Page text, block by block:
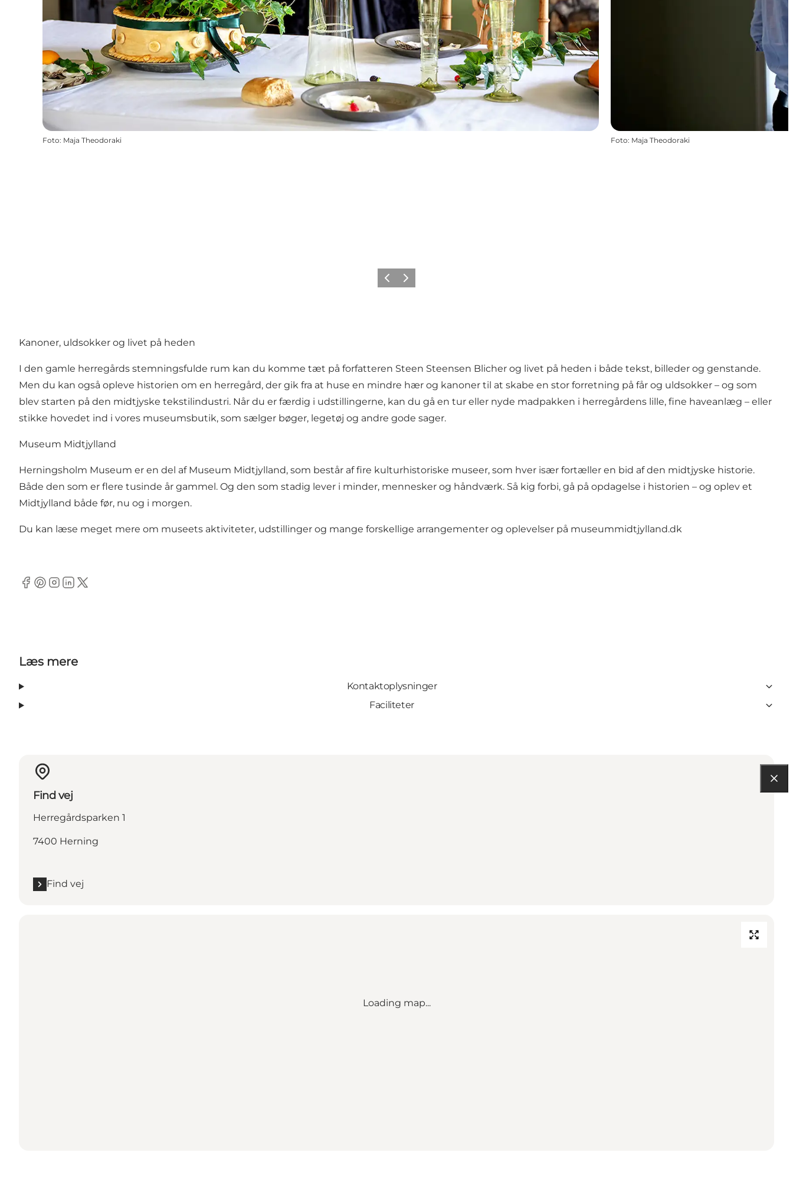
Foto: Maja Theodoraki Foto: Maja Theodoraki
Forrige billede
Næste billede
Kanoner, uldsokker og livet på heden
I den gamle herregårds stemningsfulde rum kan du komme tæt på forfatteren Steen Steensen Blicher og livet på heden i både tekst, billeder og genstande.
Men du kan også opleve historien om en herregård, der gik fra at huse en mindre hær og kanoner til at skabe en stor forretning på får og uldsokker – og som
blev starten på den midtjyske tekstilindustri. Når du er færdig i udstillingerne, kan du gå en tur eller nyde madpakken i herregårdens lille, fine haveanlæg – eller
stikke hovedet ind i vores museumsbutik, som sælger bøger, legetøj og andre gode sager.
Museum Midtjylland
Herningsholm Museum er en del af Museum Midtjylland, som består af fire kulturhistoriske museer, som hver især fortæller en bid af den midtjyske historie.
Både den som er flere tusinde år gammel. Og den som stadig lever i minder, mennesker og håndværk. Så kig forbi, gå på opdagelse i historien – og oplev et
Midtjylland både før, nu og i morgen.
Du kan læse meget mere om museets aktiviteter, udstillinger og mange forskellige arrangementer og oplevelser på museummidtjylland.dk
Facebook
Pinterest
Instagram
Linkedin
Twitter
Læs mere
Kontaktoplysninger
Faciliteter
Find vej
Herregårdsparken 1
7400 Herning
Find vej
Loading map...